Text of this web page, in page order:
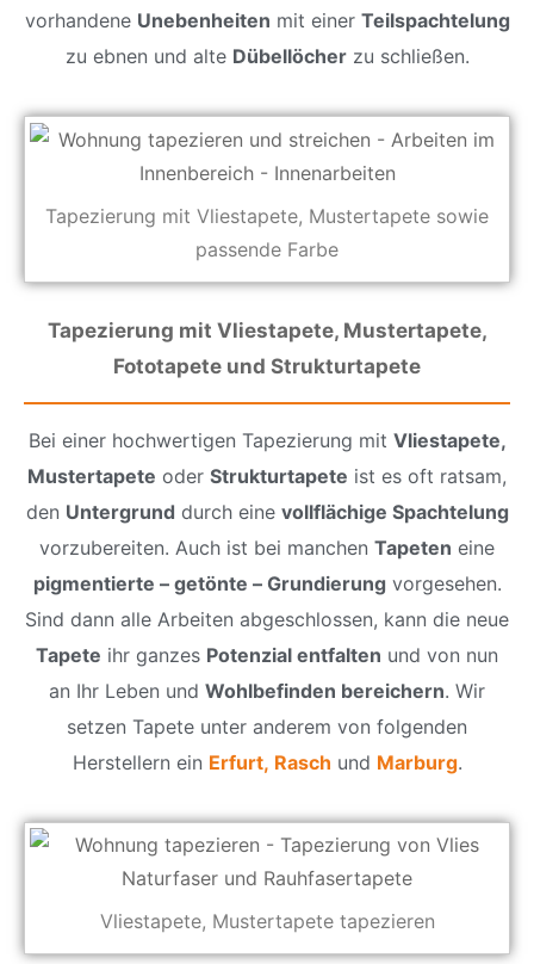
vorhandene Unebenheiten mit einer Teilspachtelung
zu ebnen und alte Dübellöcherzu schließen.
Tapezierung mit Vliestapete, Mustertapete sowie
passende Farbe
Tapezierung mit Vliestapete, Mustertapete,
Fototapete und Strukturtapete
Bei einer hochwertigen Tapezierung mit Vliestapete,
Mustertapete oder Strukturtapete ist es oft ratsam,
den Untergrund durch eine vollflächige Spachtelung
vorzubereiten. Auch ist bei manchen Tapeten eine
pigmentierte – getönte – Grundierungvorgesehen.
Sind dann alle Arbeiten abgeschlossen, kann die neue
Tapete ihr ganzes Potenzial entfalten und von nun
an Ihr Leben und Wohlbefinden bereichern. Wir
setzen Tapete unter anderem von folgenden
Herstellern ein Erfurt, Rasch und Marburg.
Vliestapete, Mustertapete tapezieren